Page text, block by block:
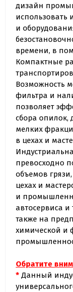
дизайн
использовать
и
времени, в
Компактные
Возможность
фильтра и
позволяет
сбора опилок,
мелких
в цехах и
превосходно
объемов
цехах и
и
автосервиса и
также на
химической и
Обратите
* Данный